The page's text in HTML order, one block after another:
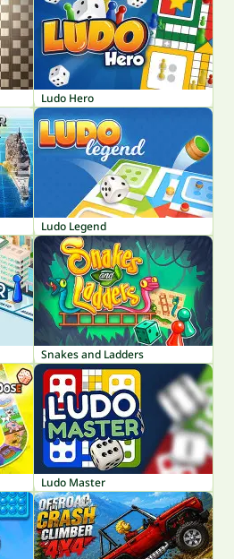
Ludo Hero
Ludo Legend
Snakes and Ladders
Ludo Master